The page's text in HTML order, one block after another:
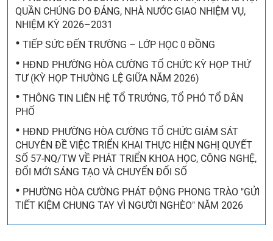
QUẦN CHÚNG DO ĐẢNG, NHÀ NƯỚC GIAO NHIỆM VỤ,
NHIỆM KỲ 2026–2031
• TIẾP SỨC ĐẾN TRƯỜNG – LỚP HỌC 0 ĐỒNG
• HĐND PHƯỜNG HÒA CƯỜNG TỔ CHỨC KỲ HỌP THỨ
TƯ (KỲ HỌP THƯỜNG LỆ GIỮA NĂM 2026)
• THÔNG TIN LIÊN HỆ TỔ TRƯỞNG, TỔ PHÓ TỔ DÂN
PHỐ
• HĐND PHƯỜNG HÒA CƯỜNG TỔ CHỨC GIÁM SÁT
CHUYÊN ĐỀ VIỆC TRIỂN KHAI THỰC HIỆN NGHỊ QUYẾT
SỐ 57-NQ/TW VỀ PHÁT TRIỂN KHOA HỌC, CÔNG NGHỆ,
ĐỔI MỚI SÁNG TẠO VÀ CHUYỂN ĐỔI SỐ
• PHƯỜNG HÒA CƯỜNG PHÁT ĐỘNG PHONG TRÀO "GỬI
TIẾT KIỆM CHUNG TAY VÌ NGƯỜI NGHÈO" NĂM 2026
THÔNG BÁO THÔNG TƯ SỐ 110/2026/TT-BTC
NGÀY 28/7/2026 CỦA BỘ TÀI CHÍNH VỀ VIỆC BÃI
BỎ TOÀN BỘ MỘT SỐ THÔNG TƯ VÀ QUYẾT ĐỊNH
CỦA BỘ TRƯỞNG BỘ TÀI CHÍNH TRONG LĨNH VỰC
THUẾ
THÔNG BÁO VỀ HỘI CHỢ TRIỂN LÃM THIẾT BỊ TIẾT
KIỆM NĂNG LƯỢNG VÀ CHUYỂN ĐỔI XANH NĂM
2026 TẠI THÀNH PHỐ ĐÀ NẴNG